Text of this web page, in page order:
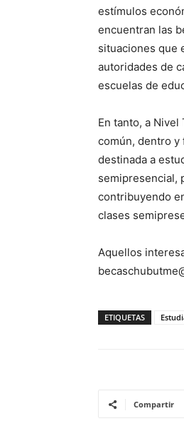
estímulos
encuentran las
situaciones que
autoridades de
escuelas de
En tanto, a
común, dentro y
destinada a
semipresencial,
contribuyendo
clases
Aquellos
ETIQUETAS
Compartir